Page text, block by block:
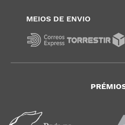
MEIOS DE ENVIO